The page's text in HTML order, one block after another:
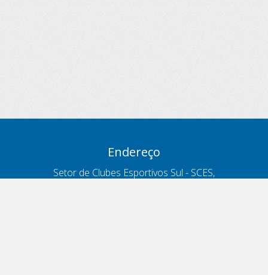
Endereço
Setor de Clubes Esportivos Sul - SCES,